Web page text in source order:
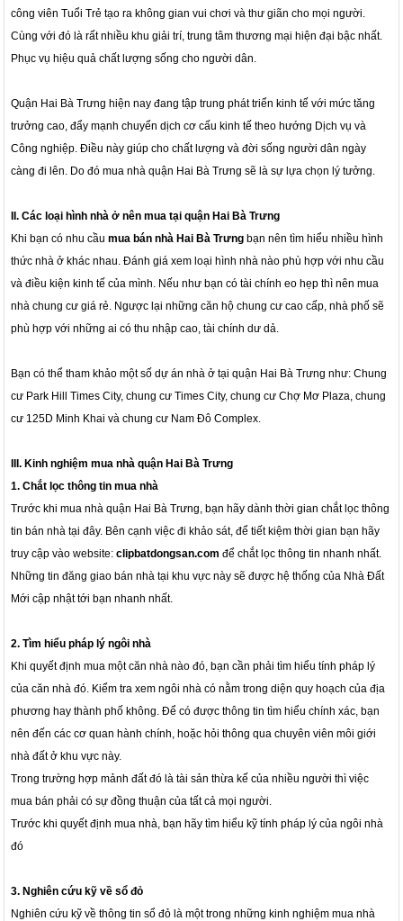
công viên Tuổi Trẻ tạo ra không gian vui chơi và thư giãn cho mọi người.
Cùng với đó là rất nhiều khu giải trí, trung tâm thương mại hiện đại bậc nhất.
Phục vụ hiệu quả chất lượng sống cho người dân.
Quận Hai Bà Trưng hiện nay đang tập trung phát triển kinh tế với mức tăng
trưởng cao, đẩy mạnh chuyển dịch cơ cấu kinh tế theo hướng Dịch vụ và
Công nghiệp. Điều này giúp cho chất lượng và đời sống người dân ngày
càng đi lên. Do đó mua nhà quận Hai Bà Trưng sẽ là sự lựa chọn lý tưởng.
II. Các loại hình nhà ở nên mua tại quận Hai Bà Trưng
Khi bạn có nhu cầumua bán nhà Hai Bà Trưng bạn nên tìm hiểu nhiều hình
thức nhà ở khác nhau. Đánh giá xem loại hình nhà nào phù hợp với nhu cầu
và điều kiện kinh tế của mình. Nếu như bạn có tài chính eo hẹp thì nên mua
nhà chung cư giá rẻ. Ngược lại những căn hộ chung cư cao cấp, nhà phố sẽ
phù hợp với những ai có thu nhập cao, tài chính dư dả.
Bạn có thể tham khảo một số dự án nhà ở tại quận Hai Bà Trưng như: Chung
cư Park Hill Times City, chung cư Times City, chung cư Chợ Mơ Plaza, chung
cư 125D Minh Khai và chung cư Nam Đô Complex.
III. Kinh nghiệm mua nhà quận Hai Bà Trưng
1. Chắt lọc thông tin mua nhà
Trước khi mua nhà quận Hai Bà Trưng, bạn hãy dành thời gian chắt lọc thông
tin bán nhà tại đây. Bên cạnh việc đi khảo sát, để tiết kiệm thời gian bạn hãy
truy cập vào website:clipbatdongsan.com để chắt lọc thông tin nhanh nhất.
Những tin đăng giao bán nhà tại khu vực này sẽ được hệ thống của Nhà Đất
Mới cập nhật tới bạn nhanh nhất.
2. Tìm hiểu pháp lý ngôi nhà
Khi quyết định mua một căn nhà nào đó, bạn cần phải tìm hiểu tính pháp lý
của căn nhà đó. Kiểm tra xem ngôi nhà có nằm trong diện quy hoạch của địa
phương hay thành phố không. Để có được thông tin tìm hiểu chính xác, bạn
nên đến các cơ quan hành chính, hoặc hỏi thông qua chuyên viên môi giới
nhà đất ở khu vực này.
Trong trường hợp mảnh đất đó là tài sản thừa kế của nhiều người thì việc
mua bán phải có sự đồng thuận của tất cả mọi người.
Trước khi quyết định mua nhà, bạn hãy tìm hiểu kỹ tính pháp lý của ngôi nhà
đó
3. Nghiên cứu kỹ về sổ đỏ
Nghiên cứu kỹ về thông tin sổ đỏ là một trong những kinh nghiệm mua nhà